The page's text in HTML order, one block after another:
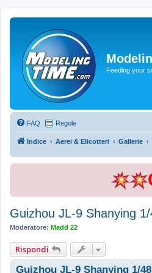
Feeding your
FAQ Regole
Indice Aerei & Elicotteri Gallerie
Guizhou JL-9 Shanying
Moderatore: Madd 22
Rispondi
Guizhou JL-9 Shanying 1/